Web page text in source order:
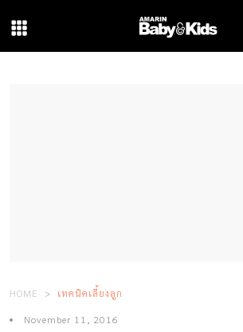
HOME เทคนิคเลี้ยงลูก
November 11, 2016